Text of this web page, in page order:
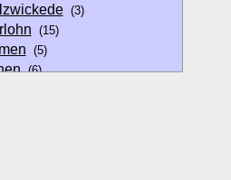
(3)
(15)
(5)
(6)